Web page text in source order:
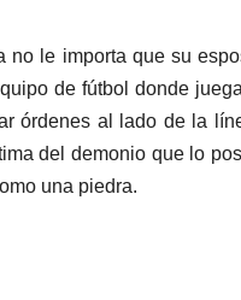
no le importa que su
de fútbol donde
órdenes al lado de la
del demonio que lo
una piedra.